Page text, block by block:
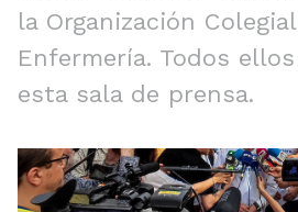
la Organización
Enfermería. Todos
esta sala de prensa.